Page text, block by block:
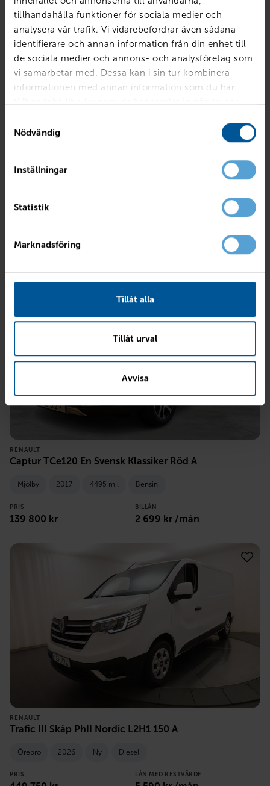
tillhandahålla funktioner för sociala medier och
analysera vår trafik. Vi vidarebefordrar även sådana
identifierare och annan information från din enhet till
de sociala medier och annons- och analysföretag som
vi samarbetar med. Dessa kan i sin tur kombinera
informationen med annan information som du har
tillhandahållit eller som de har samlat in när du har
Nödvändig
Inställningar
Statistik
Marknadsföring
Tillåt alla
Tillåt urval
Avvisa
449 900kr
RENAULT
Captur TCe120 En Svensk Klassiker Röd A
Mjölby 2017 4495 mil Bensin
PRIS
139 800 kr
BILLÅN
2 699 kr /mån
RENAULT
Trafic III Skåp PhII Nordic L2H1 150 A
Örebro 2026 Ny Diesel
PRIS LÅN MED RESTVÄRDE